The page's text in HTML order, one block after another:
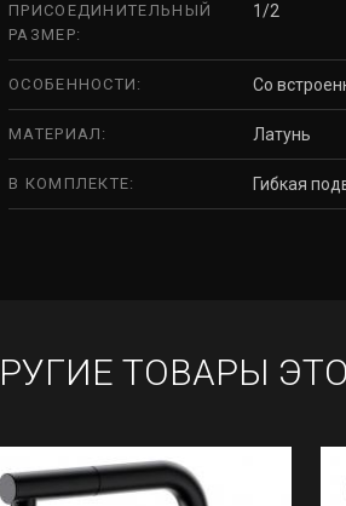
ПРИСОЕДИНИТЕЛЬНЫЙ
РАЗМЕР:
1/2
ОСОБЕННОСТИ: Со
МАТЕРИАЛ: Латунь
В КОМПЛЕКТЕ: Гибкая
ТОВАРЫ